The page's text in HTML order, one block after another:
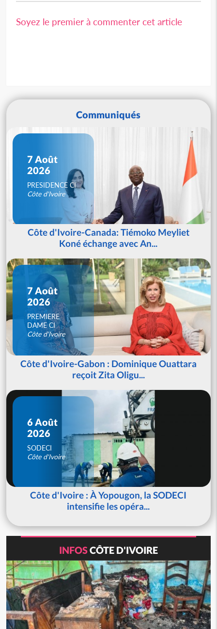
Soyez le premier à commenter cet article
Communiqués
7 Août
2026
PRESIDENCE CI
Côte d'Ivoire
Côte d'Ivoire-Canada: Tiémoko Meyliet
Koné échange avec An...
7 Août
2026
PREMIERE
DAME CI
Côte d'Ivoire
Côte d'Ivoire-Gabon : Dominique Ouattara
reçoit Zita Oligu...
6 Août
2026
SODECI
Côte d'Ivoire
Côte d'Ivoire : À Yopougon, la SODECI
intensifie les opéra...
INFOSCÔTE D'IVOIRE